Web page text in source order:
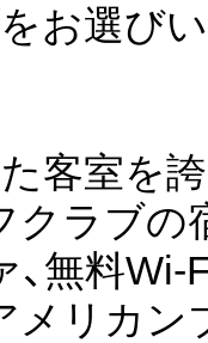
お選び
客室を
クラブの
、無料Wi-
メリカ